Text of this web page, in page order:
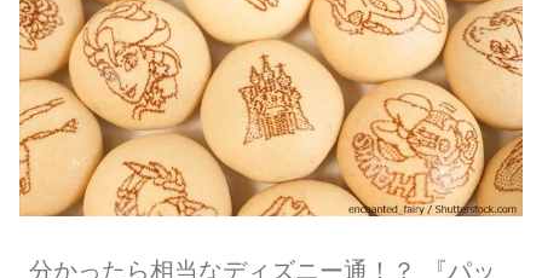
分かったら相当なディズニー通！？ 『パッ